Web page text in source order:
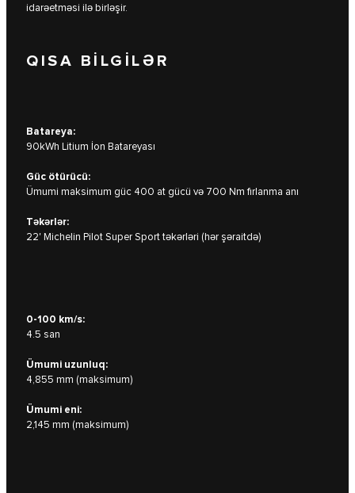
idarəetməsi ilə birləşir.
QISA BİLGİLƏR
Batareya:
90kWh Litium İon Batareyası
Güc ötürücü:
Ümumi maksimum güc 400 at gücü və 700 Nm fırlanma anı
Təkərlər:
22' Michelin Pilot Super Sport təkərləri (hər şəraitdə)
0-100 km/s:
4.5 san
Ümumi uzunluq:
4,855 mm (maksimum)
Ümumi eni:
2,145 mm (maksimum)